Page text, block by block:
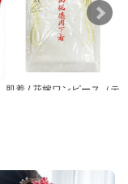
肌着 / 花嫁ワンピース（テ